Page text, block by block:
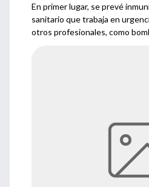
En primer lugar, se prevé
sanitario que trabaja en
otros profesionales, como